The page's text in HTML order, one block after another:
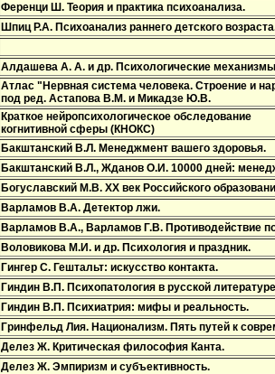
Ференци Ш. Теория и практика психоанализа.
Шпиц Р.А. Психоанализ раннего детского
Алдашева А. А. и др. Психологические
Атлас "Нервная система человека. Строение и
под ред. Астапова В.М. и Микадзе Ю.В.
Краткое нейропсихологическое обследование
когнитивной сферы (КНОКС)
Бакштанский В.Л. Менеджмент вашего здоровья.
Бакштанский В.Л., Жданов О.И. 10000 дней:
Богуславский М.В. ХХ век Российского
Варламов В.А. Детектор лжи.
Варламов В.А., Варламов Г.В. Противодействие
Воловикова М.И. и др. Психология и праздник.
Гингер С. Гештальт: искусство контакта.
Гиндин В.П. Психопатология в русской
Гиндин В.П. Психиатрия: мифы и реальность.
Гринфельд Лия. Национализм. Пять путей к
Делез Ж. Критическая философия Канта.
Делез Ж. Эмпиризм и субъективность.